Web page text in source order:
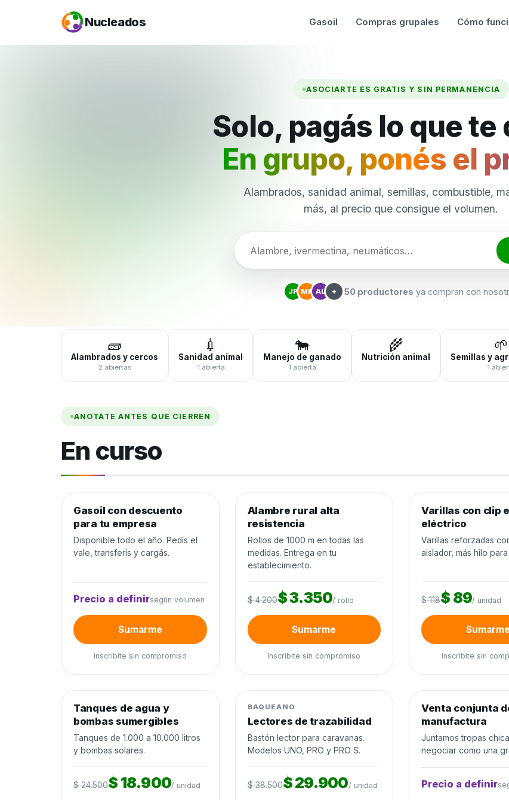
Nucleados Gasoil Compras grupales Cómo
ASOCIARTE ES GRATIS Y SIN PERMANENCIA
Solo, pagás lo que te
En grupo, ponés el
Alambrados, sanidad animal, semillas, combustible,
más, al precio que consigue el volumen.
JP MR AL + 50 productores ya compran con
🧱
Alambrados y cercos
2 abiertas
💉
Sanidad animal
1 abierta
🐄
Manejo de ganado
1 abierta
🌾
Nutrición animal
🌱
Semillas y
1
ANOTATE ANTES QUE CIERREN
En curso
Combustible y lubricantes
Gasoil con descuento
para tu empresa
Disponible todo el año. Pedís el
vale, transferís y cargás.
Precio a definirsegún volumen
Sumarme
Inscribite sin compromiso
Alambrados y cercos
Alambre rural alta
resistencia
Rollos de 1000 m en todas las
medidas. Entrega en tu
establecimiento.
$ 4.200$ 3.350/ rollo
Sumarme
Inscribite sin compromiso
Alambrados y cercos
Varillas con clip
eléctrico
Varillas reforzadas
aislador, más hilo
$ 118$ 89/ unidad
Sumarme
Inscribite sin
Agua y riego
Cierra en 10d
Tanques de agua y
bombas sumergibles
Tanques de 1.000 a 10.000 litros
y bombas solares.
$ 24.500$ 18.900/ unidad
Manejo de ganado
BAQUEANO
Lectores de trazabilidad
Bastón lector para caravanas.
Modelos UNO, PRO y PRO S.
$ 38.500$ 29.900/ unidad
Venta conjunta
Venta conjunta
manufactura
Juntamos tropas
negociar como una
Precio a definir